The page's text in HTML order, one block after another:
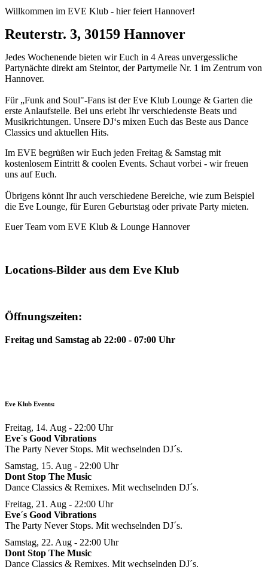
Willkommen im EVE Klub - hier feiert Hannover!
Reuterstr. 3, 30159 Hannover
Jedes Wochenende bieten wir Euch in 4 Areas unvergessliche
Partynächte direkt am Steintor, der Partymeile Nr. 1 im Zentrum von
Hannover.
Für „Funk and Soul"-Fans ist der Eve Klub Lounge & Garten die
erste Anlaufstelle. Bei uns erlebt Ihr verschiedenste Beats und
Musikrichtungen. Unsere DJ‘s mixen Euch das Beste aus Dance
Classics und aktuellen Hits.
Im EVE begrüßen wir Euch jeden Freitag & Samstag mit
kostenlosem Eintritt & coolen Events. Schaut vorbei - wir freuen
uns auf Euch.
Übrigens könnt Ihr auch verschiedene Bereiche, wie zum Beispiel
die Eve Lounge, für Euren Geburtstag oder private Party mieten.
Euer Team vom EVE Klub & Lounge Hannover
Locations-Bilder aus dem Eve Klub
Öffnungszeiten:
Freitag und Samstag ab 22:00 - 07:00 Uhr
Eve Klub Events:
Freitag, 14. Aug - 22:00 Uhr
Eve´s Good Vibrations
The Party Never Stops. Mit wechselnden DJ´s.
Samstag, 15. Aug - 22:00 Uhr
Dont Stop The Music
Dance Classics & Remixes. Mit wechselnden DJ´s.
Freitag, 21. Aug - 22:00 Uhr
Eve´s Good Vibrations
The Party Never Stops. Mit wechselnden DJ´s.
Samstag, 22. Aug - 22:00 Uhr
Dont Stop The Music
Dance Classics & Remixes. Mit wechselnden DJ´s.